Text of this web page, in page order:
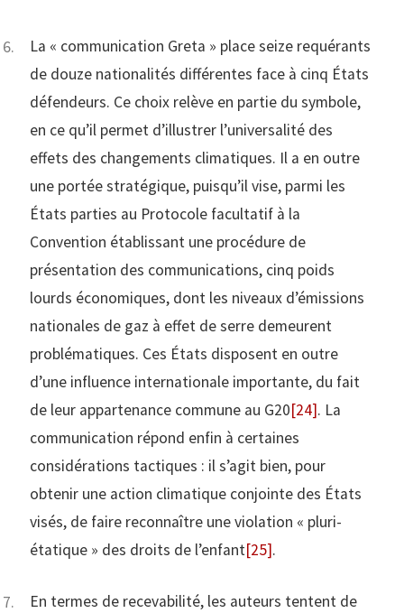
La « communication Greta » place seize requérants
de douze nationalités différentes face à cinq États
défendeurs. Ce choix relève en partie du symbole,
en ce qu’il permet d’illustrer l’universalité des
effets des changements climatiques. Il a en outre
une portée stratégique, puisqu’il vise, parmi les
États parties au Protocole facultatif à la
Convention établissant une procédure de
présentation des communications, cinq poids
lourds économiques, dont les niveaux d’émissions
nationales de gaz à effet de serre demeurent
problématiques. Ces États disposent en outre
d’une influence internationale importante, du fait
de leur appartenance commune au G20[24]. La
communication répond enfin à certaines
considérations tactiques : il s’agit bien, pour
obtenir une action climatique conjointe des États
visés, de faire reconnaître une violation « pluri-
étatique » des droits de l’enfant[25].
En termes de recevabilité, les auteurs tentent de